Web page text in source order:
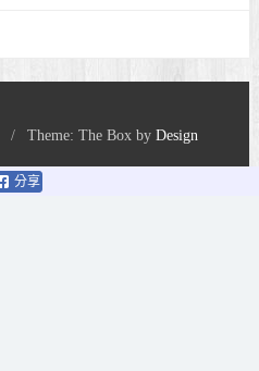
分享
/ Theme: The Box byDesign